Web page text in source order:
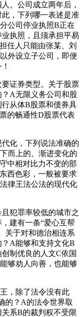
。公司成立两年后，
，下列哪一表述是准
公司停业执照B正在
执照，且须承担平易
任人只能由张某、刘
外设立子公司，即便
证券类型。关于股票
A无限义务公司和股
从体B股票和债券具
的畅通性D股票代表
化，下列说法准确的
而上的、渐进变化的
中相对比力不变的部
西色彩，一般被要求
律王法公法的现代化
犯罪率较低的城市之
建有一条“爱心互帮
关于对和德治相连系
A能够和支持文化B
制优良的人文C依国
够劝人向善，也能够
，除了法令没有此
的？A的法令世界取
系B的裁判权不受限